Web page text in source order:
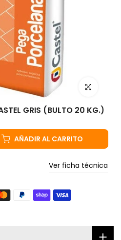
Haz clic
GRIS (BULTO 20 KG.)
AÑADIR AL CARRITO
Ver ficha técnica